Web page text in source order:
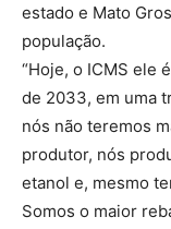
estado e Mato
população.
“Hoje, o ICMS ele
de 2033, em uma
nós não teremos
produtor, nós
etanol e, mesmo
Somos o maior